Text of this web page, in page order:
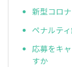
新型コロ
ペナルテ
応募をキ
すか